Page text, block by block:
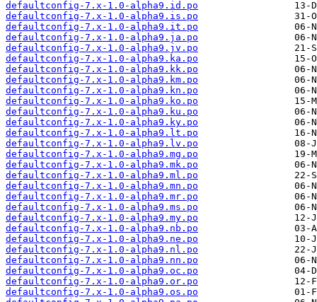
defaultconfig-7.x-1.0-alpha9.id.po
defaultconfig-7.x-1.0-alpha9.is.po
defaultconfig-7.x-1.0-alpha9.it.po
defaultconfig-7.x-1.0-alpha9.ja.po
defaultconfig-7.x-1.0-alpha9.jv.po
defaultconfig-7.x-1.0-alpha9.ka.po
defaultconfig-7.x-1.0-alpha9.kk.po
defaultconfig-7.x-1.0-alpha9.km.po
defaultconfig-7.x-1.0-alpha9.kn.po
defaultconfig-7.x-1.0-alpha9.ko.po
defaultconfig-7.x-1.0-alpha9.ku.po
defaultconfig-7.x-1.0-alpha9.ky.po
defaultconfig-7.x-1.0-alpha9.lt.po
defaultconfig-7.x-1.0-alpha9.lv.po
defaultconfig-7.x-1.0-alpha9.mg.po
defaultconfig-7.x-1.0-alpha9.mk.po
defaultconfig-7.x-1.0-alpha9.ml.po
defaultconfig-7.x-1.0-alpha9.mn.po
defaultconfig-7.x-1.0-alpha9.mr.po
defaultconfig-7.x-1.0-alpha9.ms.po
defaultconfig-7.x-1.0-alpha9.my.po
defaultconfig-7.x-1.0-alpha9.nb.po
defaultconfig-7.x-1.0-alpha9.ne.po
defaultconfig-7.x-1.0-alpha9.nl.po
defaultconfig-7.x-1.0-alpha9.nn.po
defaultconfig-7.x-1.0-alpha9.oc.po
defaultconfig-7.x-1.0-alpha9.or.po
defaultconfig-7.x-1.0-alpha9.os.po